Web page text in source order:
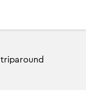
triparound